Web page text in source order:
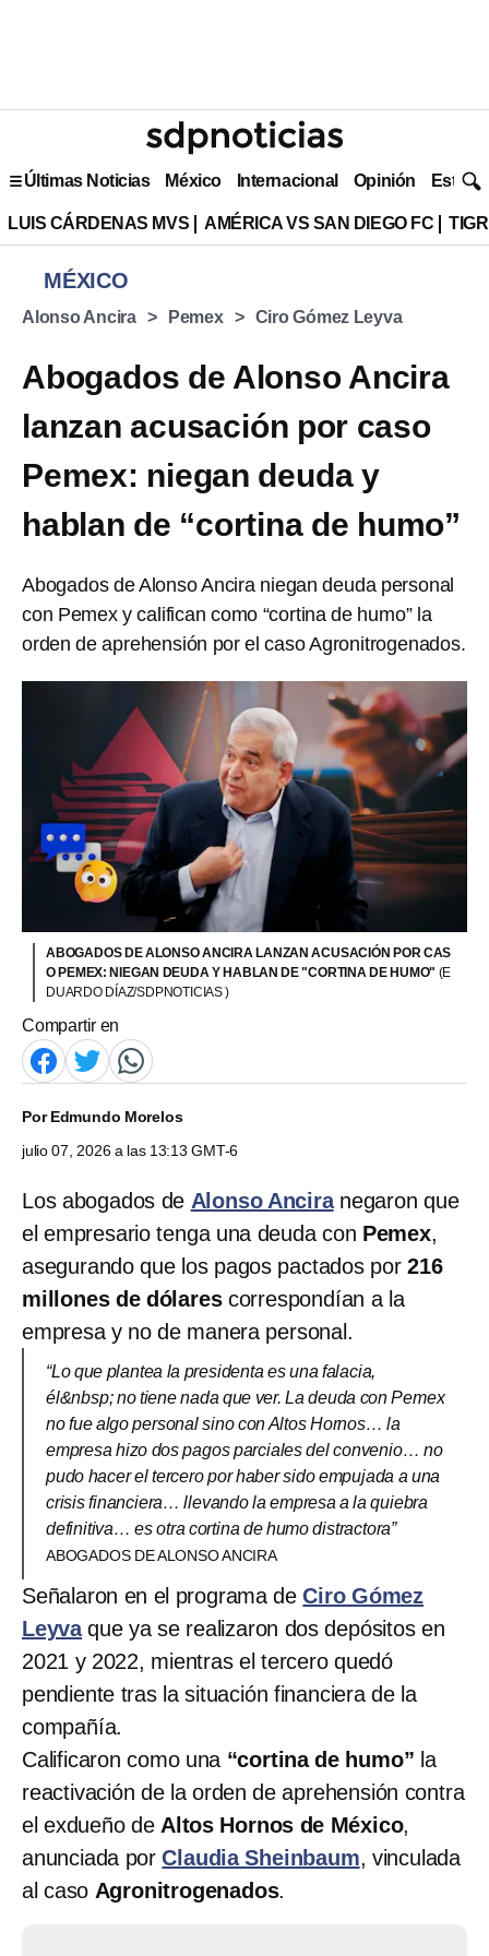
Últimas Noticias México Internacional Opinión Estilo
LUIS CÁRDENAS MVS AMÉRICA VS SAN DIEGO FC
MÉXICO
Alonso Ancira Pemex Ciro Gómez Leyva
Abogados de Alonso Ancira
lanzan acusación por caso
Pemex: niegan deuda y
hablan de “cortina de humo”
Abogados de Alonso Ancira niegan deuda personal
con Pemex y califican como “cortina de humo” la
orden de aprehensión por el caso Agronitrogenados.
ABOGADOS DE ALONSO ANCIRA LANZAN ACUSACIÓN POR CAS
O PEMEX: NIEGAN DEUDA Y HABLAN DE "CORTINA DE HUMO" (E
DUARDO DÍAZ/SDPNOTICIAS )
Compartir en
PorEdmundo Morelos
julio 07, 2026 a las 13:13 GMT-6
Los abogados de Alonso Ancira negaron que
el empresario tenga una deuda con Pemex,
asegurando que los pagos pactados por 216
millones de dólarescorrespondían a la
empresa y no de manera personal.
“Lo que plantea la presidenta es una falacia,
él&nbsp; no tiene nada que ver. La deuda con Pemex
no fue algo personal sino con Altos Hornos… la
empresa hizo dos pagos parciales del convenio… no
pudo hacer el tercero por haber sido empujada a una
crisis financiera… llevando la empresa a la quiebra
definitiva… es otra cortina de humo distractora”
ABOGADOS DE ALONSO ANCIRA
Señalaron en el programa deCiro Gómez
Leyvaque ya se realizaron dos depósitos en
2021 y 2022, mientras el tercero quedó
pendiente tras la situación financiera de la
compañía.
Calificaron como una “cortina de humo” la
reactivación de la orden de aprehensión contra
el exdueño de Altos Hornos de México,
anunciada porClaudia Sheinbaum, vinculada
al caso Agronitrogenados.